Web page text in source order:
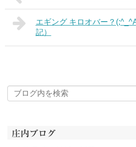
エギング キロオバー？
記）
庄内ブログ